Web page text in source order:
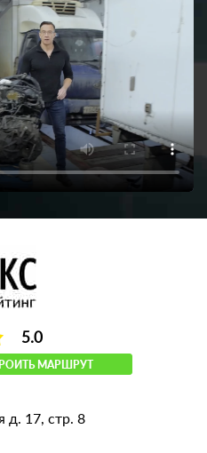
5.0
МАРШРУТ
д. 17, стр. 8